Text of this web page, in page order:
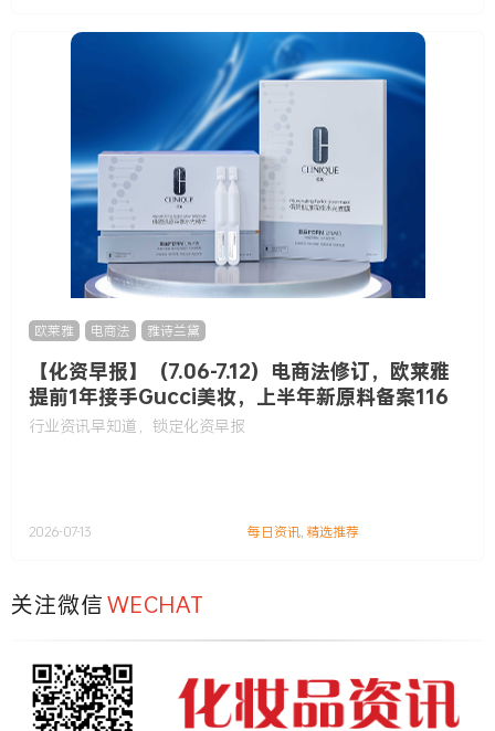
欧莱雅 电商法 雅诗兰黛
【化资早报】（7.06-7.12）电商法修订，欧莱雅
提前1年接手Gucci美妆，上半年新原料备案116
款……
行业资讯早知道，锁定化资早报
2026-07-13 每日资讯,精选推荐
关注微信WECHAT